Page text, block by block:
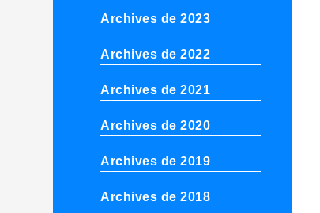
Archives de 2023
Archives de 2022
Archives de 2021
Archives de 2020
Archives de 2019
Archives de 2018